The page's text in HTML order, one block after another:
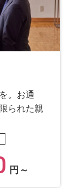
。お通
られた親
円～